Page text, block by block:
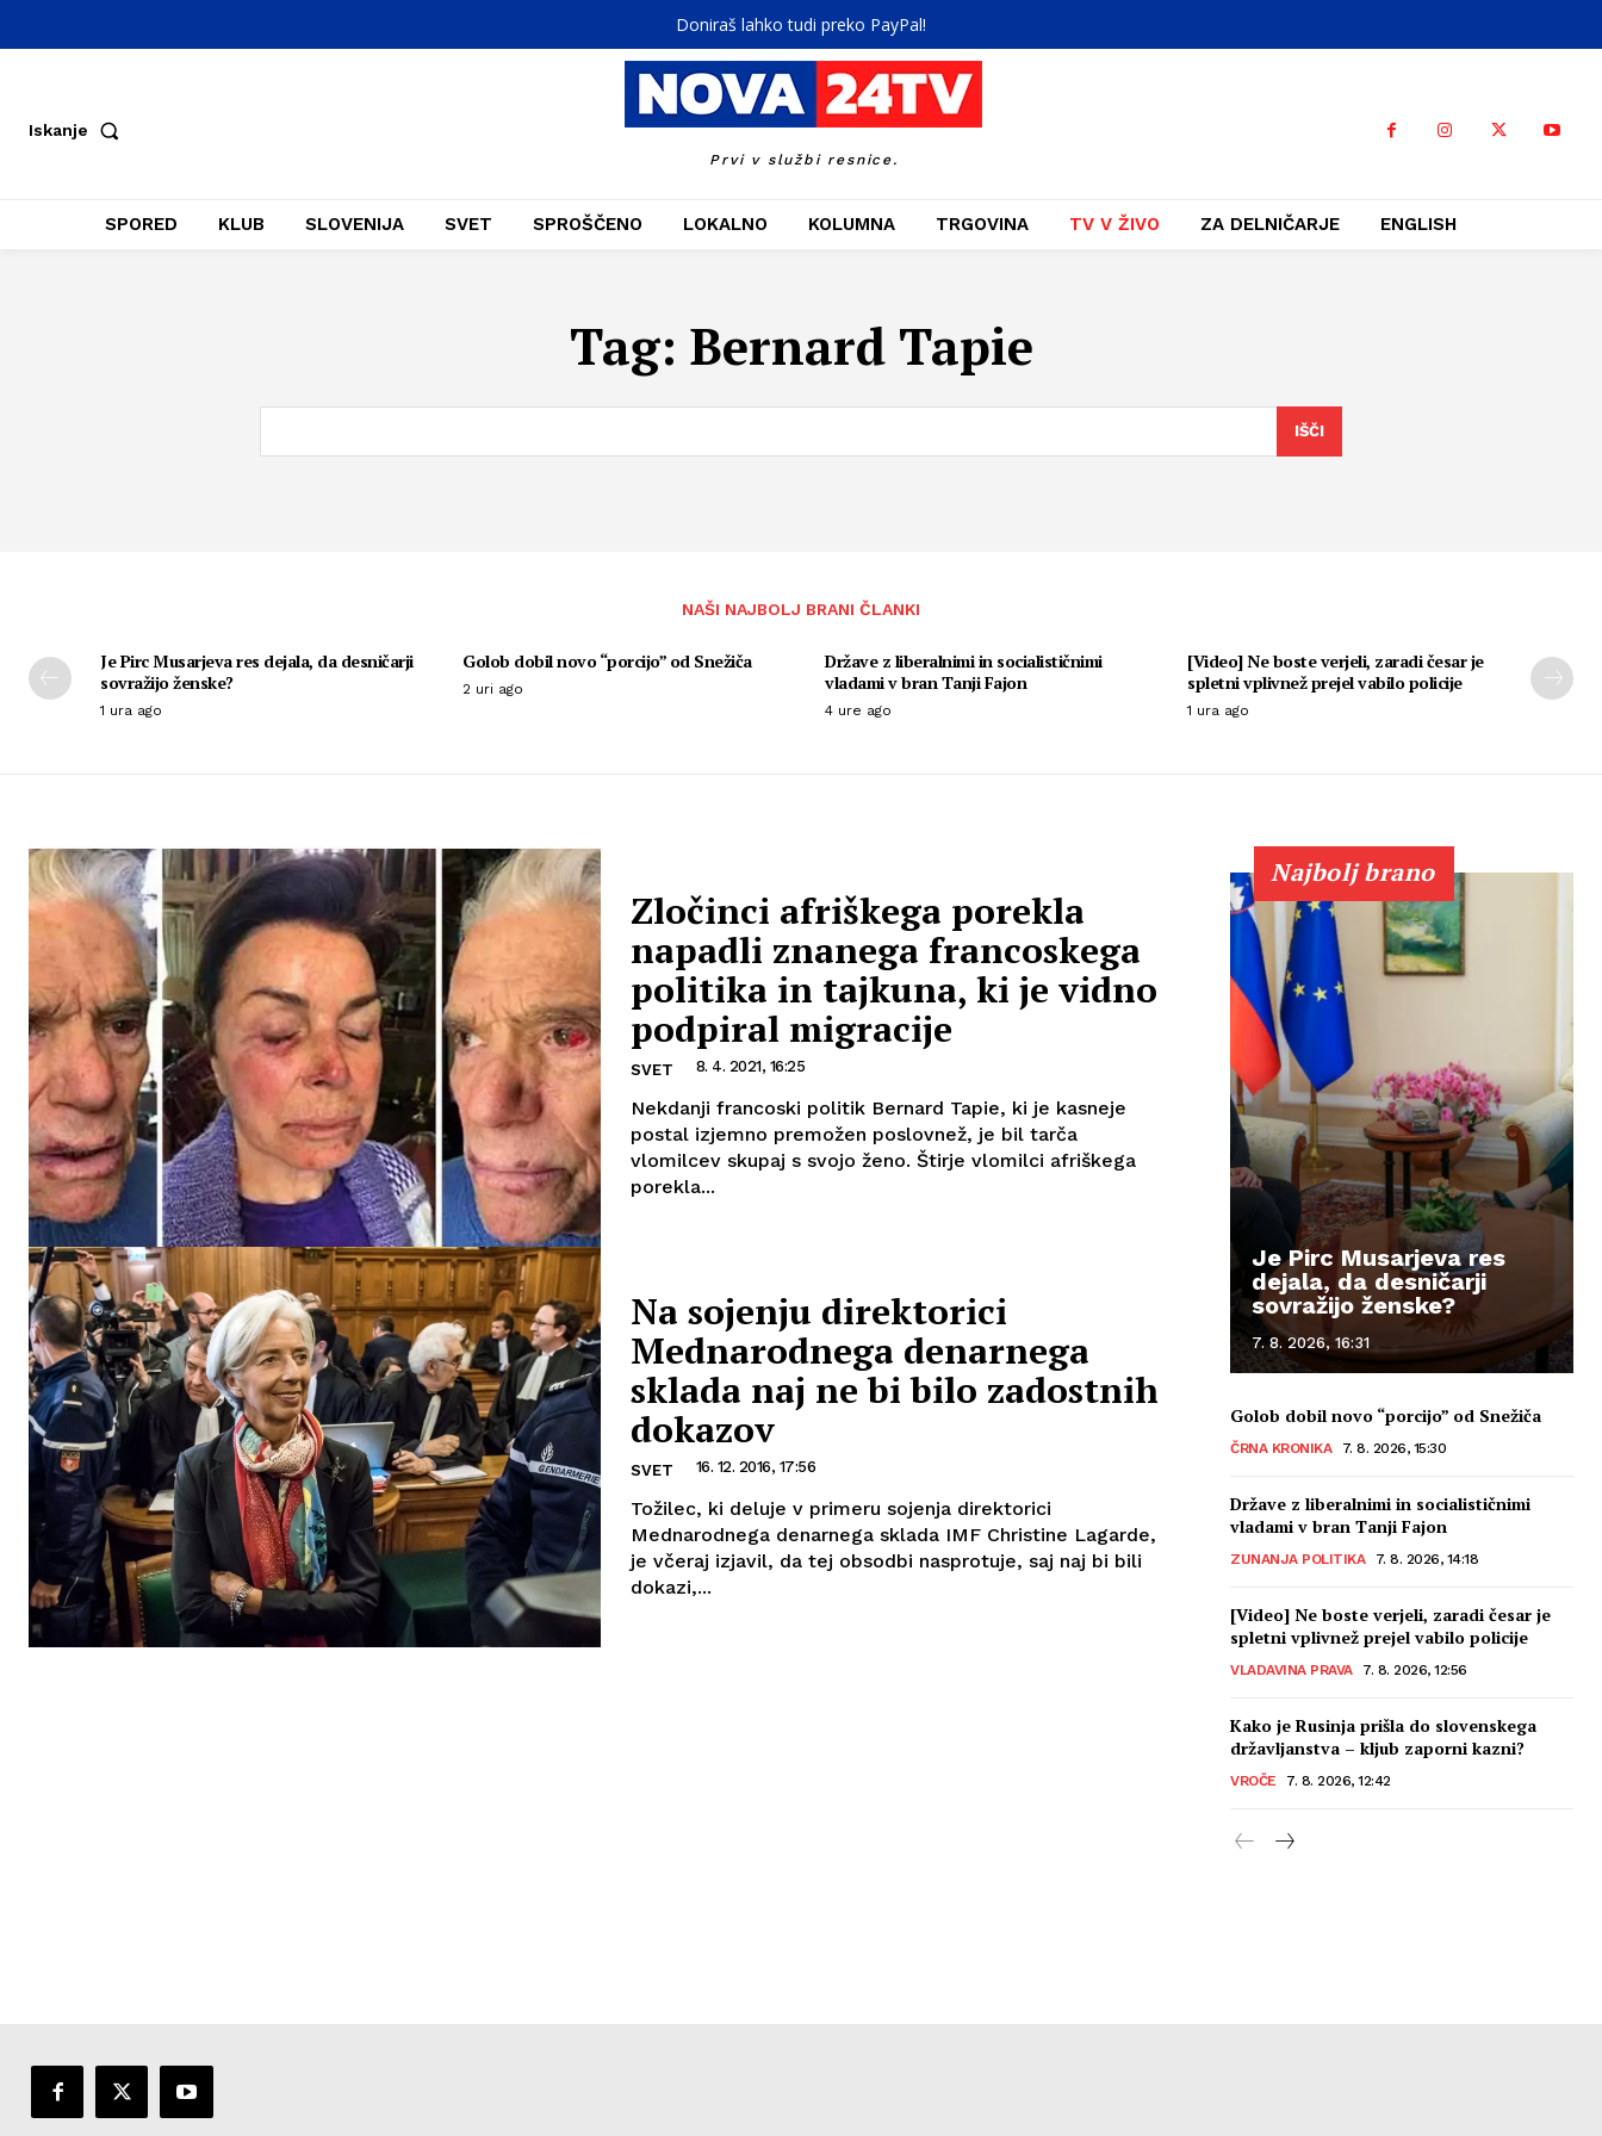
Doniraš lahko tudi preko PayPal!
Iskanje
Prvi v službi resnice.
SPORED KLUB SLOVENIJA SVET SPROŠČENO LOKALNO KOLUMNA TRGOVINA TV V ŽIVO ZA DELNIČARJE ENGLISH
Tag: Bernard Tapie
IŠČI
NAŠI NAJBOLJ BRANI ČLANKI
Je Pirc Musarjeva res dejala, da desničarji
sovražijo ženske?
1 ura ago
Golob dobil novo “porcijo” od Snežiča
2 uri ago
Države z liberalnimi in socialističnimi
vladami v bran Tanji Fajon
4 ure ago
[Video] Ne boste verjeli, zaradi česar je
spletni vplivnež prejel vabilo policije
1 ura ago
Zločinci afriškega porekla
napadli znanega francoskega
politika in tajkuna, ki je vidno
podpiral migracije
SVET 8. 4. 2021, 16:25
Nekdanji francoski politik Bernard Tapie, ki je kasneje
postal izjemno premožen poslovnež, je bil tarča
vlomilcev skupaj s svojo ženo. Štirje vlomilci afriškega
porekla...
Na sojenju direktorici
Mednarodnega denarnega
sklada naj ne bi bilo zadostnih
dokazov
SVET 16. 12. 2016, 17:56
Tožilec, ki deluje v primeru sojenja direktorici
Mednarodnega denarnega sklada IMF Christine Lagarde,
je včeraj izjavil, da tej obsodbi nasprotuje, saj naj bi bili
dokazi,...
Najbolj brano
Je Pirc Musarjeva res
dejala, da desničarji
sovražijo ženske?
7. 8. 2026, 16:31
Golob dobil novo “porcijo” od Snežiča
ČRNA KRONIKA 7. 8. 2026, 15:30
Države z liberalnimi in socialističnimi
vladami v bran Tanji Fajon
ZUNANJA POLITIKA 7. 8. 2026, 14:18
[Video] Ne boste verjeli, zaradi česar je
spletni vplivnež prejel vabilo policije
VLADAVINA PRAVA 7. 8. 2026, 12:56
Kako je Rusinja prišla do slovenskega
državljanstva – kljub zaporni kazni?
VROČE 7. 8. 2026, 12:42